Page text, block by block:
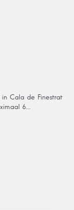
Cala de Finestrat
6...